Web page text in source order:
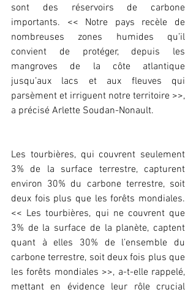
sont des réservoirs de carbone
importants. << Notre pays recèle de
nombreuses zones humides qu’il
convient de protéger, depuis les
mangroves de la côte atlantique
jusqu’aux lacs et aux fleuves qui
parsèment et irriguent notre territoire >>,
a précisé Arlette Soudan-Nonault.
Les tourbières, qui couvrent seulement
3% de la surface terrestre, capturent
environ 30% du carbone terrestre, soit
deux fois plus que les forêts mondiales.
<< Les tourbières, qui ne couvrent que
3% de la surface de la planète, captent
quant à elles 30% de l’ensemble du
carbone terrestre, soit deux fois plus que
les forêts mondiales >>, a-t-elle rappelé,
mettant en évidence leur rôle crucial